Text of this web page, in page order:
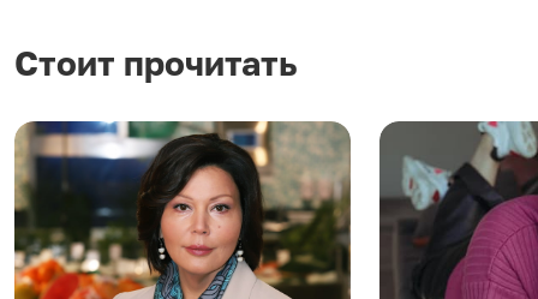
Стоит прочитать